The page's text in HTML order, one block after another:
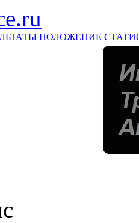
ПОЛОЖЕНИЕ